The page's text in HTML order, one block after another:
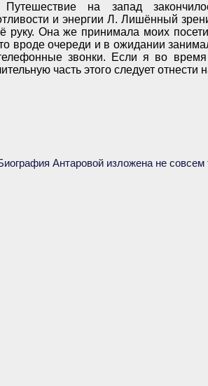
Путешествие на запад
и энергии Л. Лишённый
руку. Она же принимала моих
вроде очереди и в ожидании
звонки. Если я во время
часть этого следует отнести
Антаровой изложена не